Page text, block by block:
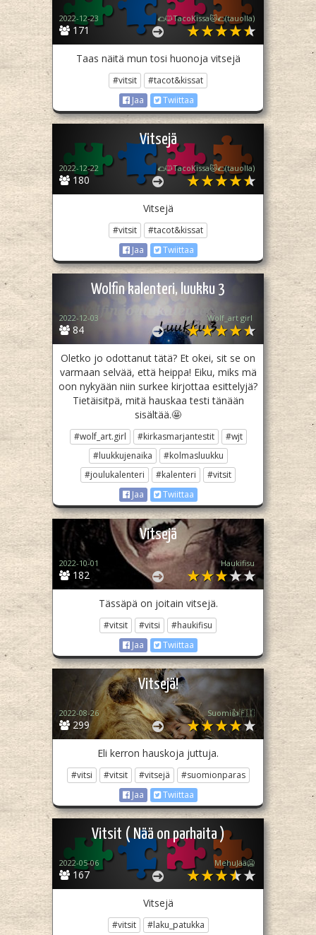
171
2022-12-23 🌮🐱TacoKissa🐱🌮(tauolla)
Taas näitä mun tosi huonoja vitsejä
#vitsit
#tacot&kissat
Jaa
Twiittaa
Vitsejä
180
2022-12-22 🌮🐱TacoKissa🐱🌮(tauolla)
Vitsejä
#vitsit
#tacot&kissat
Jaa
Twiittaa
Wolfin kalenteri, luukku 3
84
2022-12-03 Wolf_art girl ‎
Oletko jo odottanut tätä? Et okei, sit se on
varmaan selvää, että heippa! Eiku, miks mä
oon nykyään niin surkee kirjottaa esittelyjä?
Tietäisitpä, mitä hauskaa testi tänään
sisältää.🤩
#wolf_art.girl #kirkasmarjantestit
#wjt
#luukkujenaika
#kolmasluukku
#joulukalenteri
#kalenteri
#vitsit
Jaa
Twiittaa
Vitsejä
182
2022-10-01 Haukifisu
Tässäpä on joitain vitsejä.
#vitsit #vitsi
#haukifisu
Jaa
Twiittaa
Vitsejä!
299
2022-08-26 Suomi👍🇫🇮
Eli kerron hauskoja juttuja.
#vitsi #vitsit #vitsejä
#suomionparas
Jaa
Twiittaa
Vitsit ( Nää on parhaita )
167
2022-05-06 MehuJää🥶
Vitsejä
#vitsit
#laku_patukka